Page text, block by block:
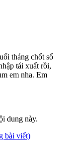
tháng chốt sổ
tái xuất rồi,
em nha. Em
dung này.
bài viết)